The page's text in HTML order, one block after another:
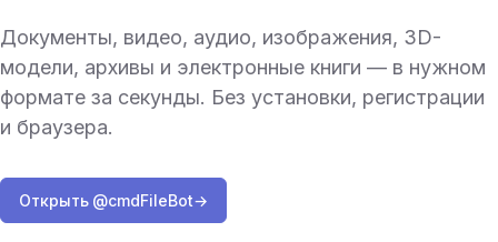
Документы, видео, аудио, изображения, 3D-
модели, архивы и электронные книги — в нужном
формате за секунды. Без установки, регистрации
и браузера.
Открыть @cmdFileBot→